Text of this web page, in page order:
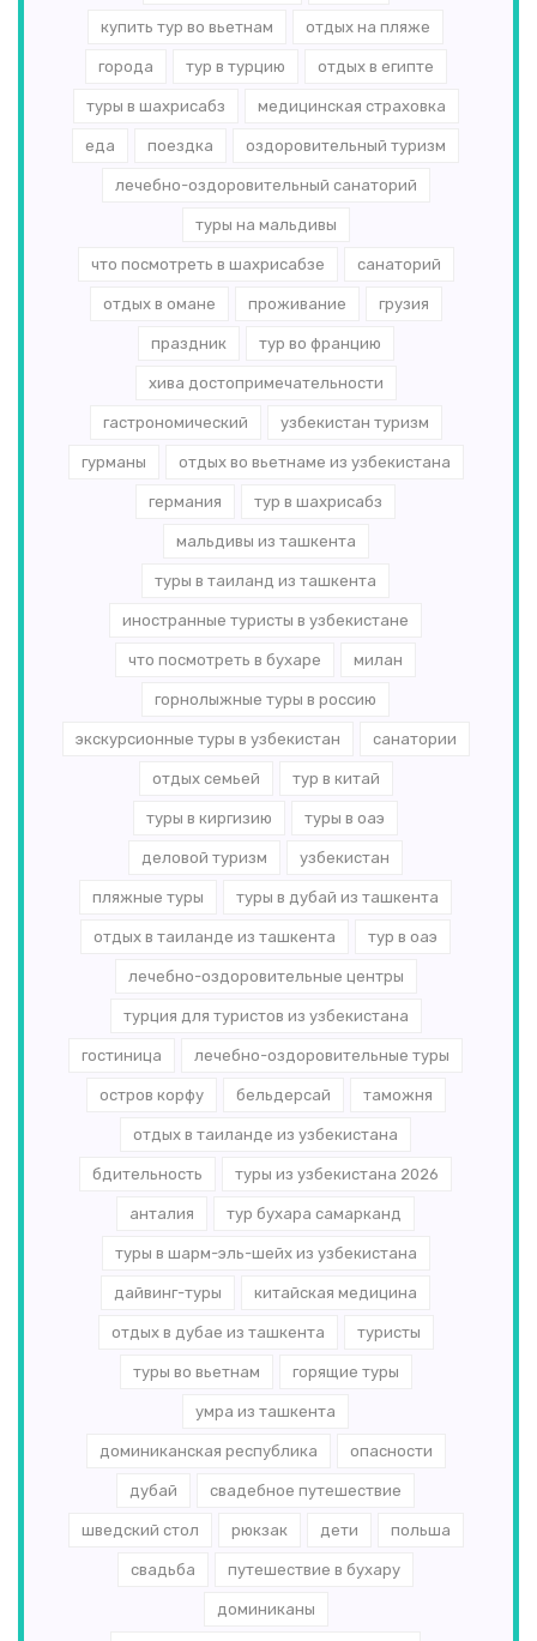
купить тур во вьетнам отдых на пляже
города тур в турцию отдых в египте
туры в шахрисабз медицинская страховка
еда поездка оздоровительный туризм
лечебно-оздоровительный санаторий
туры на мальдивы
что посмотреть в шахрисабзе санаторий
отдых в омане проживание грузия
праздник тур во францию
хива достопримечательности
гастрономический узбекистан туризм
гурманы отдых во вьетнаме из узбекистана
германия тур в шахрисабз
мальдивы из ташкента
туры в таиланд из ташкента
иностранные туристы в узбекистане
что посмотреть в бухаре милан
горнолыжные туры в россию
экскурсионные туры в узбекистан санатории
отдых семьей тур в китай
туры в киргизию туры в оаэ
деловой туризм узбекистан
пляжные туры туры в дубай из ташкента
отдых в таиланде из ташкента тур в оаэ
лечебно-оздоровительные центры
турция для туристов из узбекистана
гостиница лечебно-оздоровительные туры
остров корфу бельдерсай таможня
отдых в таиланде из узбекистана
бдительность туры из узбекистана 2026
анталия тур бухара самарканд
туры в шарм-эль-шейх из узбекистана
дайвинг-туры китайская медицина
отдых в дубае из ташкента туристы
туры во вьетнам горящие туры
умра из ташкента
доминиканская республика опасности
дубай свадебное путешествие
шведский стол рюкзак дети польша
свадьба путешествие в бухару
доминиканы